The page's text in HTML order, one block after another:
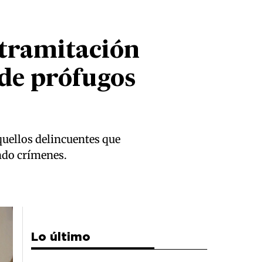
prófugos
delincuentes que
crímenes.
Lo último